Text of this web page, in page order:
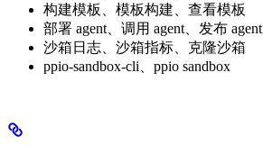
构建模板、模板构建、查看模板
部署 agent、调用 agent、发布 agent
沙箱日志、沙箱指标、克隆沙箱
ppio-sandbox-cli、ppio sandbox